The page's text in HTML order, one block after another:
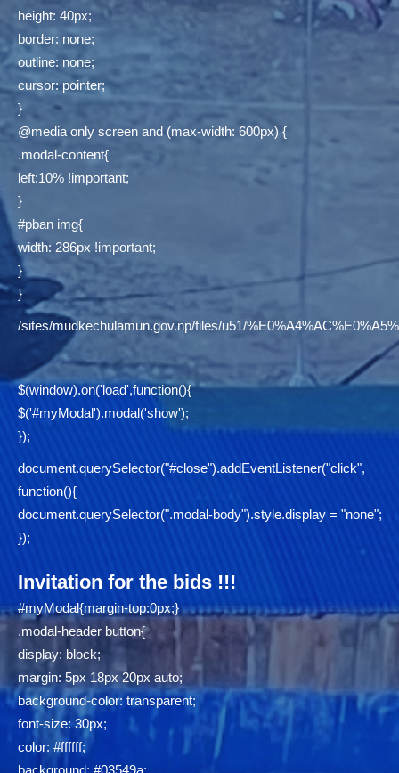
height: 40px;
border: none;
outline: none;
cursor: pointer;
}
@media only screen and (max-width: 600px) {
.modal-content{
left:10% !important;
}
#pban img{
width: 286px !important;
}
}
/sites/mudkechulamun.gov.np/files/u51/
$(window).on('load',function(){
$('#myModal').modal('show');
});
document.querySelector("#close").addEventListener("click",
function(){
document.querySelector(".modal-body").style.display = "none";
});
Invitation for the bids !!!
#myModal{margin-top:0px;}
.modal-header button{
display: block;
margin: 5px 18px 20px auto;
background-color: transparent;
font-size: 30px;
color: #ffffff;
background: #03549a;